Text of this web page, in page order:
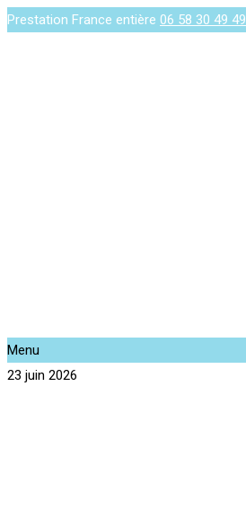
Prestation France entière 06 58 30 49 49
Menu
23 juin 2026